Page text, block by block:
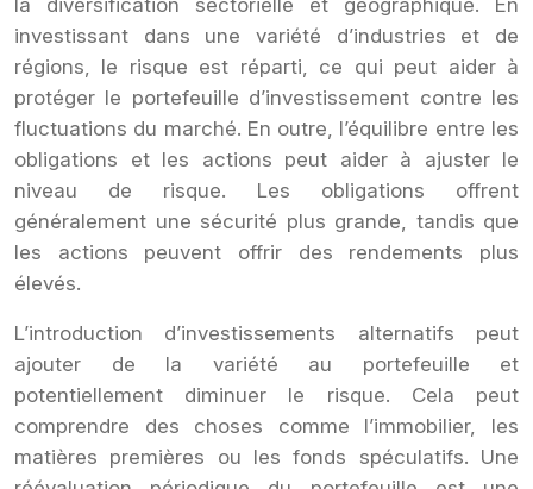
investissant dans une variété d’industries et de
régions, le risque est réparti, ce qui peut aider à
protéger le portefeuille d’investissement contre les
fluctuations du marché. En outre, l’équilibre entre les
obligations et les actions peut aider à ajuster le
niveau de risque. Les obligations offrent
généralement une sécurité plus grande, tandis que
les actions peuvent offrir des rendements plus
élevés.
L’introduction d’investissements alternatifs peut
ajouter de la variété au portefeuille et
potentiellement diminuer le risque. Cela peut
comprendre des choses comme l’immobilier, les
matières premières ou les fonds spéculatifs. Une